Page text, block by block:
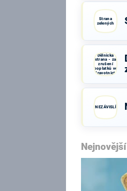
Strana
zelených
Dělnická
strana - za
zrušení
poplatků ve
zdravotnictví
NEZÁVISLÍ